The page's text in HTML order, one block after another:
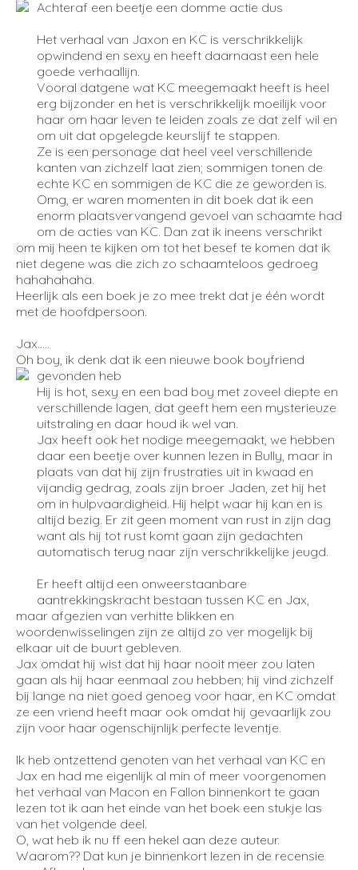
Achteraf een beetje een domme actie dus
Het verhaal van Jaxon en KC is verschrikkelijk
opwindend en sexy en heeft daarnaast een hele
goede verhaallijn.
Vooral datgene wat KC meegemaakt heeft is heel
erg bijzonder en het is verschrikkelijk moeilijk voor
haar om haar leven te leiden zoals ze dat zelf wil en
om uit dat opgelegde keurslijf te stappen.
Ze is een personage dat heel veel verschillende
kanten van zichzelf laat zien; sommigen tonen de
echte KC en sommigen de KC die ze geworden is.
Omg, er waren momenten in dit boek dat ik een
enorm plaatsvervangend gevoel van schaamte had
om de acties van KC. Dan zat ik ineens verschrikt
om mij heen te kijken om tot het besef te komen dat ik
niet degene was die zich zo schaamteloos gedroeg
hahahahaha.
Heerlijk als een boek je zo mee trekt dat je één wordt
met de hoofdpersoon.
Jax…..
Oh boy, ik denk dat ik een nieuwe book boyfriend
gevonden heb
Hij is hot, sexy en een bad boy met zoveel diepte en
verschillende lagen, dat geeft hem een mysterieuze
uitstraling en daar houd ik wel van.
Jax heeft ook het nodige meegemaakt, we hebben
daar een beetje over kunnen lezen in Bully, maar in
plaats van dat hij zijn frustraties uit in kwaad en
vijandig gedrag, zoals zijn broer Jaden, zet hij het
om in hulpvaardigheid. Hij helpt waar hij kan en is
altijd bezig. Er zit geen moment van rust in zijn dag
want als hij tot rust komt gaan zijn gedachten
automatisch terug naar zijn verschrikkelijke jeugd.
Er heeft altijd een onweerstaanbare
aantrekkingskracht bestaan tussen KC en Jax,
maar afgezien van verhitte blikken en
woordenwisselingen zijn ze altijd zo ver mogelijk bij
elkaar uit de buurt gebleven.
Jax omdat hij wist dat hij haar nooit meer zou laten
gaan als hij haar eenmaal zou hebben; hij vind zichzelf
bij lange na niet goed genoeg voor haar, en KC omdat
ze een vriend heeft maar ook omdat hij gevaarlijk zou
zijn voor haar ogenschijnlijk perfecte leventje.
Ik heb ontzettend genoten van het verhaal van KC en
Jax en had me eigenlijk al min of meer voorgenomen
het verhaal van Macon en Fallon binnenkort te gaan
lezen tot ik aan het einde van het boek een stukje las
van het volgende deel.
O, wat heb ik nu ff een hekel aan deze auteur.
Waarom?? Dat kun je binnenkort lezen in de recensie